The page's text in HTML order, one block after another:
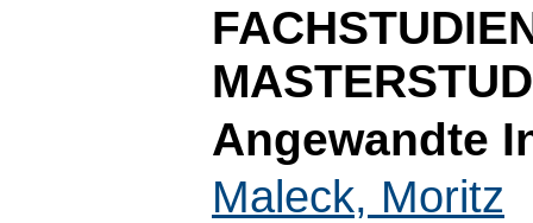
Angewandte
Maleck, Moritz